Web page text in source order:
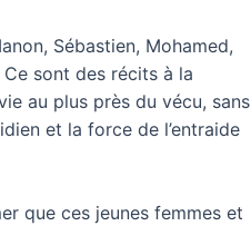
Sébastien, Mohamed,
sont des récits à la
au plus près du vécu, sans
et la force de l’entraide
que ces jeunes femmes et